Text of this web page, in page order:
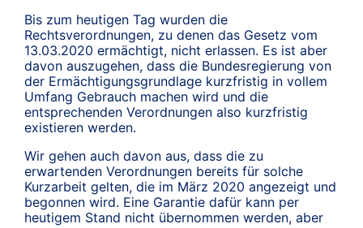
Bis zum heutigen Tag wurden die
Rechtsverordnungen, zu denen das Gesetz vom
13.03.2020 ermächtigt, nicht erlassen. Es ist aber
davon auszugehen, dass die Bundesregierung von
der Ermächtigungsgrundlage kurzfristig in vollem
Umfang Gebrauch machen wird und die
entsprechenden Verordnungen also kurzfristig
existieren werden.
Wir gehen auch davon aus, dass die zu
erwartenden Verordnungen bereits für solche
Kurzarbeit gelten, die im März 2020 angezeigt und
begonnen wird. Eine Garantie dafür kann per
heutigem Stand nicht übernommen werden, aber